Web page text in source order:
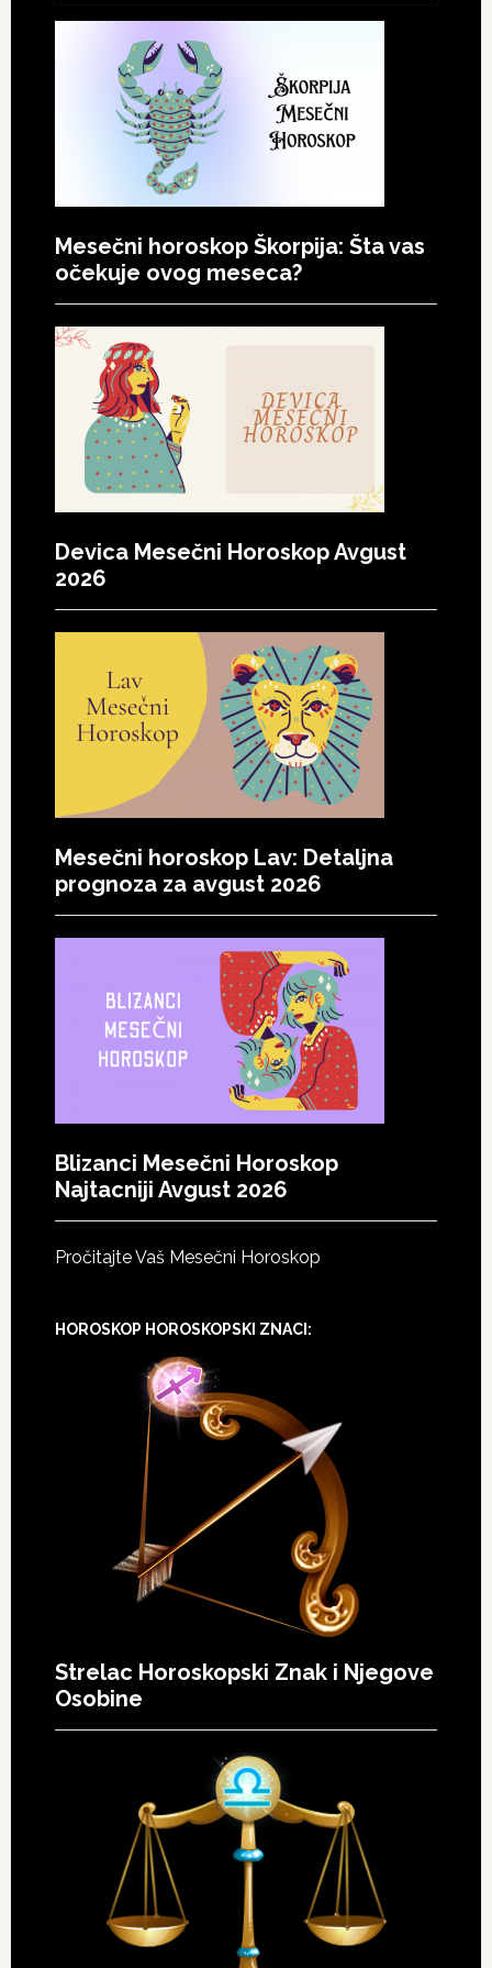
Mesečni horoskop Škorpija: Šta vas
očekuje ovog meseca?
Devica Mesečni Horoskop Avgust
2026
Mesečni horoskop Lav: Detaljna
prognoza za avgust 2026
Blizanci Mesečni Horoskop
Najtacniji Avgust 2026
Pročitajte Vaš Mesečni Horoskop
HOROSKOP HOROSKOPSKI ZNACI:
Strelac Horoskopski Znak i Njegove
Osobine